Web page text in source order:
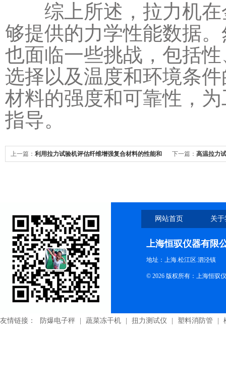
综上所述，拉力机在
够提供的力学性能数据
也面临一些挑战，包括
选择以及温度和环境条
材料的强度和可靠性，
指导。
上一篇： 利用拉力试验机评估纤维增强复合材料的性能和 下一篇： 高温拉力
网站首页 关
上海恒驭仪器有限
地址：上海.松江区.泗泾镇
© 2026 版权所有：上海恒驭
友情链接： 防爆电子秤 蔬菜冻干机 扭力测试仪 塑料消防管